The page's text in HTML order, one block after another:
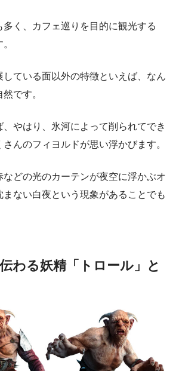
く、カフェ巡りを目的に観光する
ている面以外の特徴といえば、なん
です。
、やはり、氷河によって削られてでき
んのフィヨルドが思い浮かびます。
などの光のカーテンが夜空に浮かぶオ
ない白夜という現象があることでも
わる妖精「トロール」と